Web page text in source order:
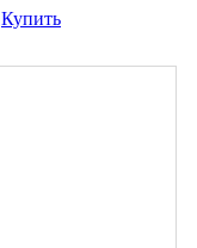
Купить